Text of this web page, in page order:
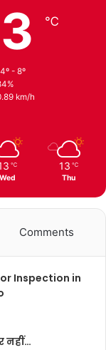
℃
- 8º
km/h
℃
Wed
13 ℃
Thu
Comments
Inspection in
नहीं…